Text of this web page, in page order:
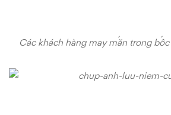
Các khách hàng may mắn trong